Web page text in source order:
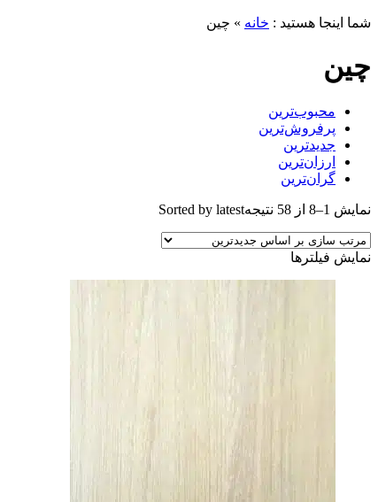
شما اینجا هستید : خانه » چین
چین
محبوب‌ترین
پرفروش‌ترین
جدیدترین
ارزان‌ترین
گران‌ترین
نمایش 1–8 از 58 نتیجه Sorted by latest
نمایش فیلترها